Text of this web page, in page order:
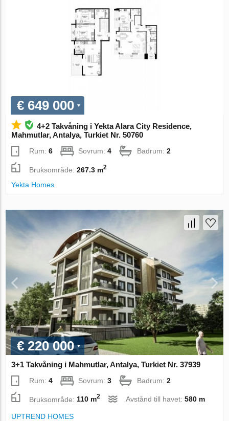
€ 649 000
4+2 Takvåning i Yekta Alara City Residence,
Mahmutlar, Antalya, Turkiet Nr. 50760
Rum:6 Sovrum:4 Badrum:2
Bruksområde:267.3 m2
Yekta Homes
€ 220 000
3+1 Takvåning i Mahmutlar, Antalya, Turkiet Nr. 37939
Rum:4 Sovrum:3 Badrum:2
Bruksområde:110 m2 Avstånd till havet:580 m
UPTREND HOMES